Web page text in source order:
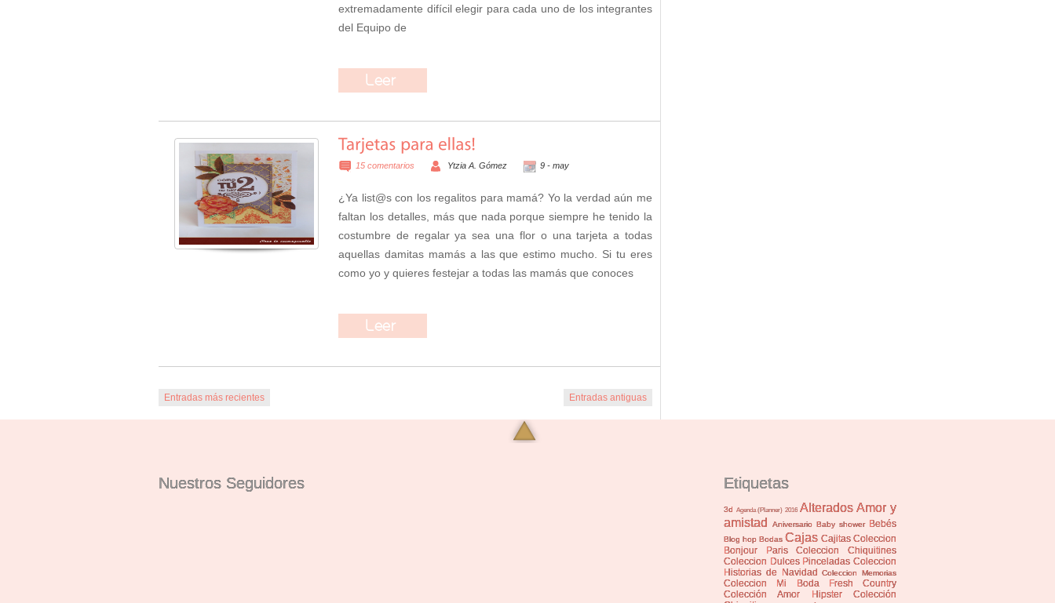
extremadamente difícil elegir para cada uno de los integrantes
del Equipo de
15 comentarios Ytzia A. Gómez 9 - may
¿Ya list@s con los regalitos para mamá? Yo la verdad aún me
faltan los detalles, más que nada porque siempre he tenido la
costumbre de regalar ya sea una flor o una tarjeta a todas
aquellas damitas mamás a las que estimo mucho. Si tu eres
como yo y quieres festejar a todas las mamás que conoces
Entradas más recientes Entradas antiguas
Nuestros Seguidores Etiquetas
3d Agenda (Planner) 2016 Alterados Amor y
amistad
Aniversario Baby shower Bebés
Blog hop Bodas Cajas Cajitas Coleccion
Bonjour Paris
Coleccion Chiquitines
Coleccion Dulces Pinceladas Coleccion
Historias de Navidad
Coleccion Memorias
Coleccion Mi Boda Fresh Country
Colección Amor Hipster
Colección